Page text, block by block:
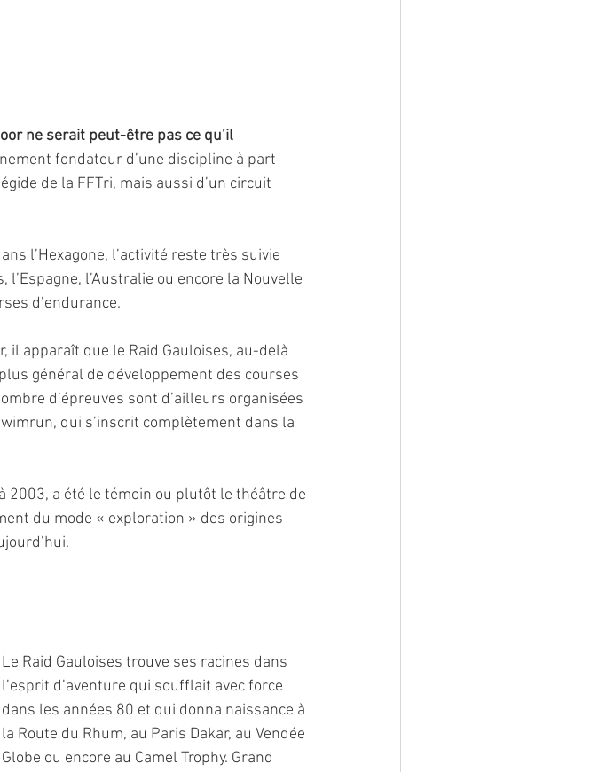
ne serait peut-être pas ce qu’il
fondateur d’une discipline à part
de la FFTri, mais aussi d’un circuit
l’Hexagone, l’activité reste très suivie
l’Australie ou encore la Nouvelle
d’endurance.
il apparaît que le Raid Gauloises, au-delà
général de développement des courses
d’épreuves sont d’ailleurs organisées
qui s’inscrit complètement dans la
2003, a été le témoin ou plutôt le théâtre de
du mode « exploration » des origines
Le Raid Gauloises trouve ses racines dans
l’esprit d’aventure qui soufflait avec force
dans les années 80 et qui donna naissance à
la Route du Rhum, au Paris Dakar, au Vendée
Globe ou encore au Camel Trophy. Grand